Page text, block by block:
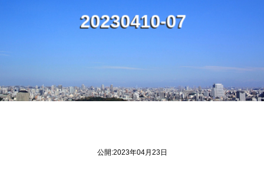
20230410-07
公開:2023年04月23日